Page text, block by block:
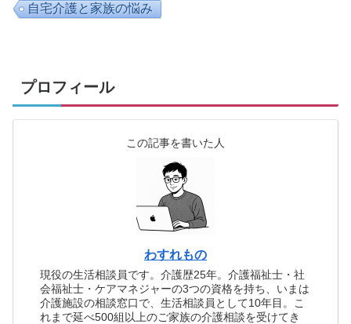
自宅介護と家族の悩み
プロフィール
この記事を書いた人
わすれもの
現役の生活相談員です。介護歴25年。介護福祉士・社
会福祉士・ケアマネジャーの3つの資格を持ち、いまは
介護施設の相談窓口で、生活相談員として10年目。こ
れまで延べ500組以上のご家族の介護相談を受けてき